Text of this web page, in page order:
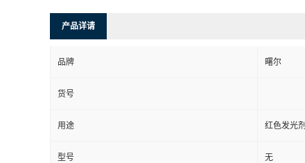
产品详请
品牌 曙尔
货号
用途 红色发光剂
型号 无